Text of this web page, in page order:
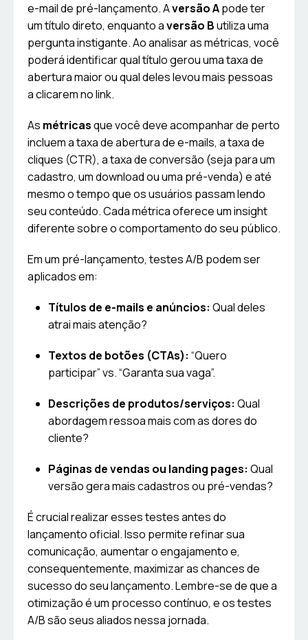
e-mail de pré-lançamento. Aversão Apode ter
um título direto, enquanto aversão Butiliza uma
pergunta instigante. Ao analisar as métricas, você
poderá identificar qual título gerou uma taxa de
abertura maior ou qual deles levou mais pessoas
a clicarem no link.
As métricasque você deve acompanhar de perto
incluem a taxa de abertura de e-mails, a taxa de
cliques (CTR), a taxa de conversão (seja para um
cadastro, um download ou uma pré-venda) e até
mesmo o tempo que os usuários passam lendo
seu conteúdo. Cada métrica oferece um insight
diferente sobre o comportamento do seu público.
Em um pré-lançamento, testes A/B podem ser
aplicados em:
Títulos de e-mails e anúncios: Qual deles
atrai mais atenção?
Textos de botões (CTAs): “Quero
participar” vs. “Garanta sua vaga”.
Descrições de produtos/serviços: Qual
abordagem ressoa mais com as dores do
cliente?
Páginas de vendas ou landing pages: Qual
versão gera mais cadastros ou pré-vendas?
É crucial realizar esses testes antes do
lançamento oficial. Isso permite refinar sua
comunicação, aumentar o engajamento e,
consequentemente, maximizar as chances de
sucesso do seu lançamento. Lembre-se de que a
otimização é um processo contínuo, e os testes
A/B são seus aliados nessa jornada.